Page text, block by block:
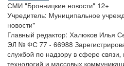
СМИ "Бронницкие новости" 12+
Учредитель: Муниципальное
новости"
Главный редактор: Халюков Илья
ЭЛ № ФС 77 - 66988
службой по надзору в сфере
технологий и массовых